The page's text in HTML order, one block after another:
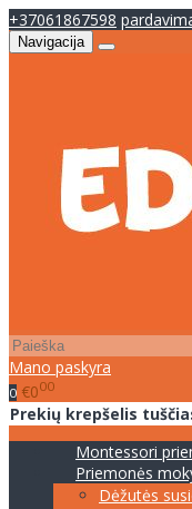
+37061867598
Navigacija
Mano paskyra
0 €000
Prekių krepšelis
Montessori
Priemonės
Dėžutės